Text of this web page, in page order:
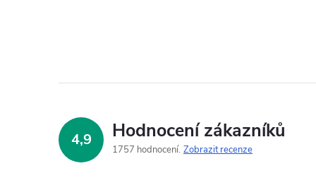
4,9 Hodnocení zákazníků
1757 hodnocení Zobrazit recenze